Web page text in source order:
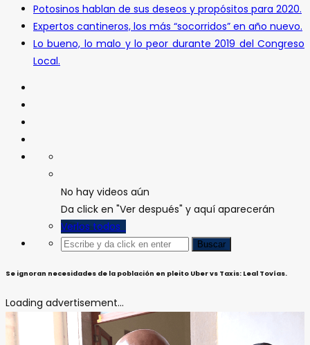
Potosinos hablan de sus deseos y propósitos para 2020.
Expertos cantineros, los más “socorridos” en año nuevo.
Lo bueno, lo malo y lo peor durante 2019 del Congreso
Local.
No hay videos aún
Da click en "Ver después" y aquí aparecerán
Verlos todos
Se ignoran necesidades de la población en pleito Uber vs Taxis: Leal Tovías.
Loading advertisement...